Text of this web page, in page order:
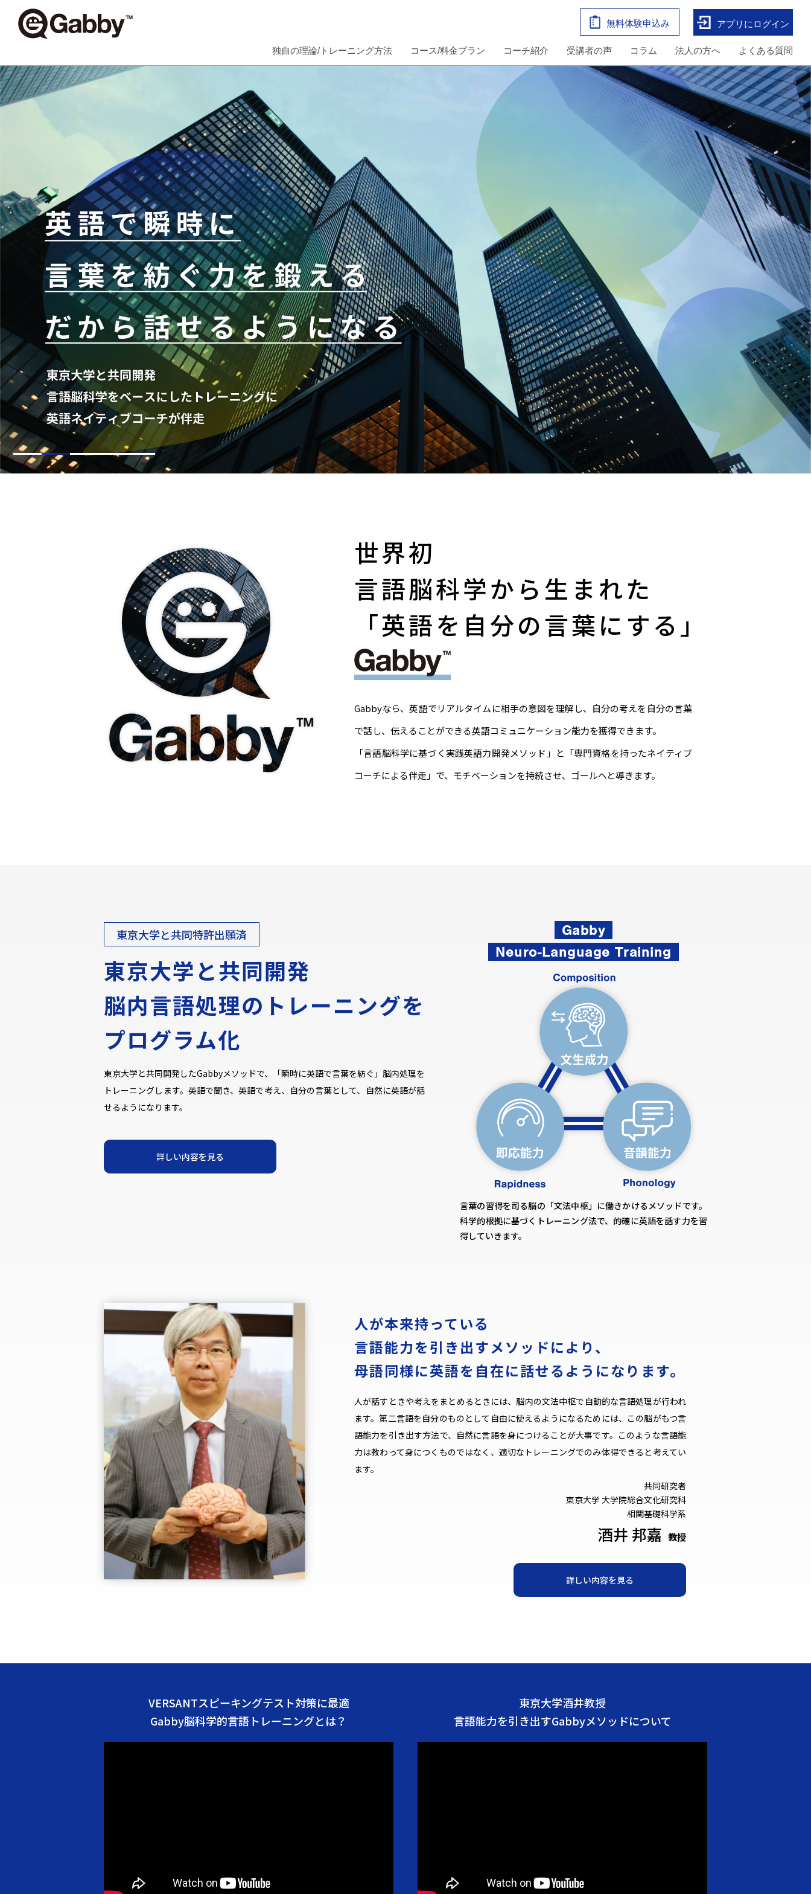
無料体験申込み アプリにログイン
独自の理論/トレーニング方法 コース/料金プラン コーチ紹介 受講者の声 コラム 法人の方へ よくある質問
世界初
言語脳科学から生まれた
「英語を自分の言葉にする」
Gabbyなら、英語でリアルタイムに相手の意図を理解し、自分の考えを自分の言葉
で話し、伝えることができる英語コミュニケーション能力を獲得できます。
「言語脳科学に基づく実践英語力開発メソッド」と「専門資格を持ったネイティブ
コーチによる伴走」で、モチベーションを持続させ、ゴールへと導きます。
東京大学と共同特許出願済
東京大学と共同開発
脳内言語処理の トレーニングを
プログラム化
東京大学と共同開発したGabbyメソッドで、「瞬時に英語で言葉を紡ぐ」脳内処理を
トレーニングします。英語で聞き、英語で考え、自分の言葉として、自然に英語が話
せるようになります。
詳しい内容を見る
Gabby
Neuro-Language Training
言葉の習得を司る脳の「文法中枢」に働きかけるメソッドです。
科学的根拠に基づくトレーニング法で、的確に英語を話す力を習
得していきます。
人が本来持っている
言語能力を引き出すメソッドにより、
母語同様に英語を自在に話せるようになります。
人が話すときや考えをまとめるときには、脳内の文法中枢で自動的な言語処理が行われ
ます。第二言語を自分のものとして自由に使えるようになるためには、この脳がもつ言
語能力を引き出す方法で、自然に言語を身につけることが大事です。このような言語能
力は教わって身につくものではなく、適切なトレーニングでのみ体得できると考えてい
ます。
共同研究者
東京大学 大学院総合文化研究科
相関基礎科学系
酒井 邦嘉 教授
詳しい内容を見る
VERSANTスピーキングテスト対策に最適
Gabby脳科学的言語トレーニングとは？
東京大学酒井教授
言語能力を引き出すGabbyメソッドについて